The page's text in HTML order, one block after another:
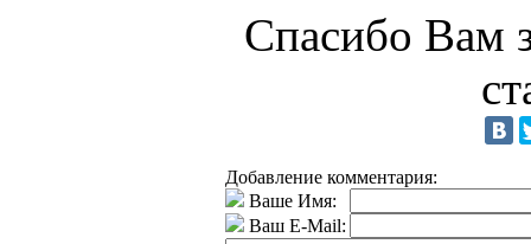
Спасибо Вам
Добавление комментария:
Ваше Имя:
Ваш E-Mail: